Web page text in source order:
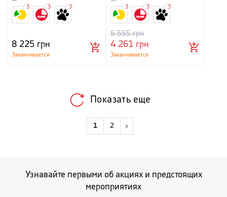
8 225 грн
Заканчивается
3 3 3
4 261 грн
6 555грн
Заканчивается
3 3 3
Показать еще
1 2
Узнавайте первыми об акциях и предстоящих
мероприятиях